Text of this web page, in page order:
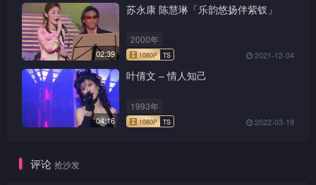
1080P
02:39
苏永康 陈慧琳「乐韵悠扬伴紫钗」
2000年
2021-12-04
04:16
叶倩文 – 情人知己
1993年
2022-03-19
评论 抢沙发